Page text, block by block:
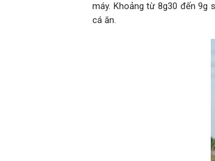
máy. Khoảng từ 8g30 đến
cá ăn.